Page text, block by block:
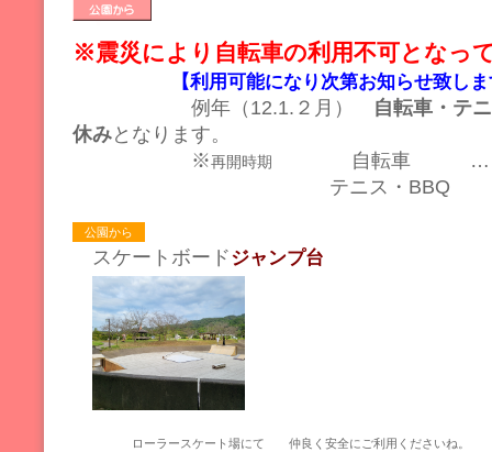
※震災により自転車の利用不可となっ
【利用可能になり次第お知らせ致し
例年（12.1.２月） 自転車・テ
休みとなります。
※再開時期
自転車 … 春
テニス・BBQ … 3
公園から
スケートボードジャンプ台
ローラースケート場にて 仲良く安全にご利用くださいね。